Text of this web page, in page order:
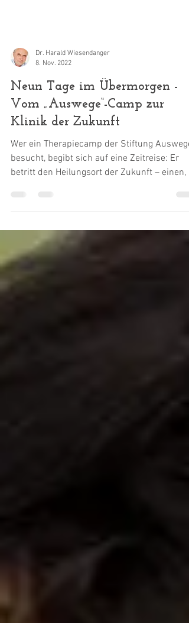
Dr. Harald Wiesendanger
8. Nov. 2022
Neun Tage im Übermorgen -
Vom „Auswege“-Camp zur
Klinik der Zukunft
Wer ein Therapiecamp der Stiftung Auswege
dem...